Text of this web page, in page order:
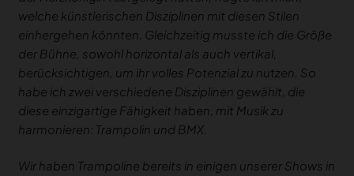
welche künstlerischen Disziplinen mit diesen Stilen
einhergehen könnten. Gleichzeitig musste ich die Größe
der Bühne, sowohl horizontal als auch vertikal,
berücksichtigen, um ihr volles Potenzial zu nutzen. So
habe ich zwei verschiedene Disziplinen gewählt, die
diese einzigartige Fähigkeit haben, mit Musik zu
harmonieren: Trampolin und BMX.
Wir haben Trampoline bereits in einigen unserer Shows in